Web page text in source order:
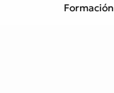
Formación